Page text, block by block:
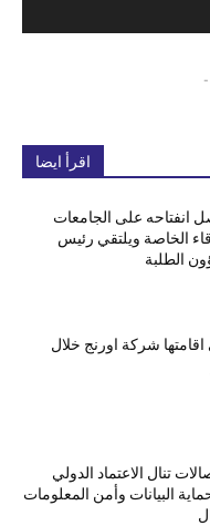
اقرأ ايضا
انفتاحه على الجامعات
الخاصة ويلتقي رئيس
الطلبة
اقامتها شركة اورنج خلال
تنال الاعتماد الدولي
البيانات وأمن المعلومات